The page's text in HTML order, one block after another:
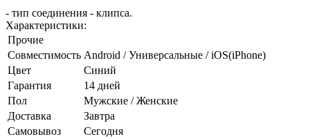
- тип соединения - клипса.
Характеристики:
Прочие
Совместимость Android / Универсальные / iOS(iPhone)
Цвет
Синий
Гарантия
14 дней
Пол
Мужские / Женские
Доставка
Завтра
Самовывоз
Сегодня